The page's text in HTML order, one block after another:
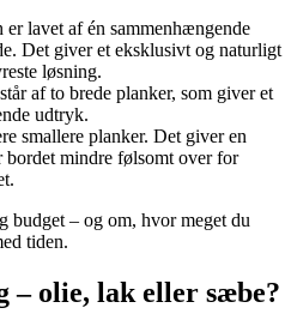
er lavet af én sammenhængende
Det giver et eksklusivt og naturligt
løsning.
af to brede planker, som giver et
udtryk.
smallere planker. Det giver en
mindre følsomt over for
budget – og om, hvor meget du
tiden.
– olie, lak eller sæbe?